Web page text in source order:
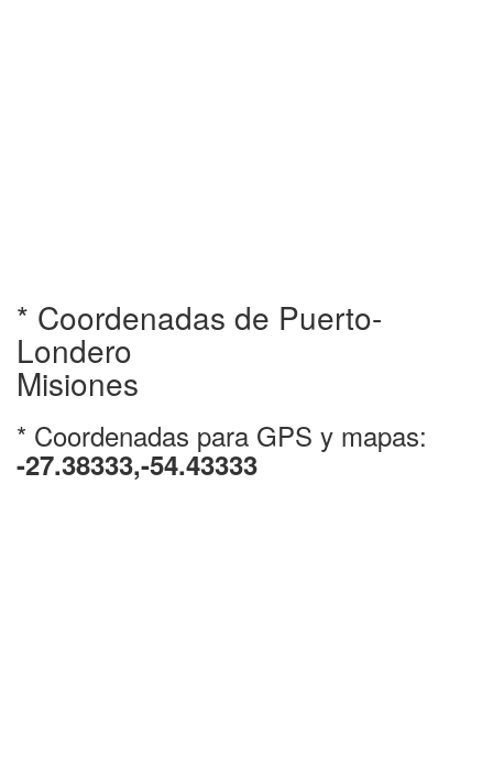
* Coordenadas de Puerto-
Londero
Misiones
* Coordenadas para GPS y mapas:
-27.38333,-54.43333